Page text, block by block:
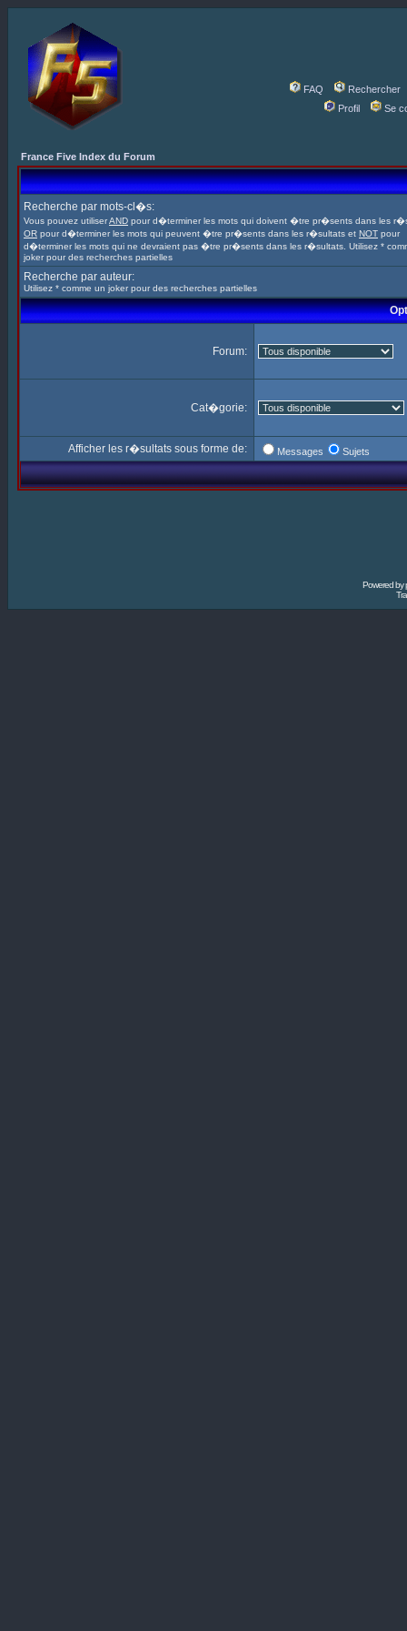
FAQ
Rechercher
Profil
Se
France Five Index du Forum
Recherche par mots-cl�s:
Vous pouvez utiliserAND pour d�terminer les mots qui doivent �tre pr�sents dans les
OR pour d�terminer les mots qui peuvent �tre pr�sents dans les r�sultats et NOT pour
d�terminer les mots qui ne devraient pas �tre pr�sents dans les r�sultats. Utilisez *
joker pour des recherches partielles
Recherche par auteur:
Utilisez * comme un joker pour des recherches partielles
Forum:
Cat�gorie:
Afficher les r�sultats sous forme de: Messages Sujets
Powered by